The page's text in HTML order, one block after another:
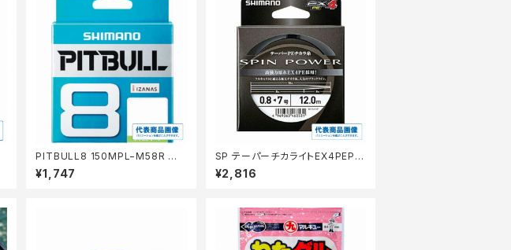
PITBULL8 150MPL−M58R 緑
0.6 【継続セール_仕掛】
¥1,747
SP テーパーチカライトEX4PEPL
−N14P
¥2,816